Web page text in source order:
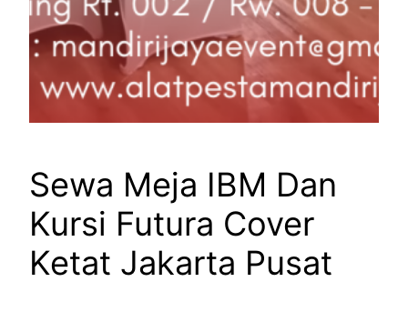
Sewa Meja IBM Dan
Kursi Futura Cover
Ketat Jakarta Pusat